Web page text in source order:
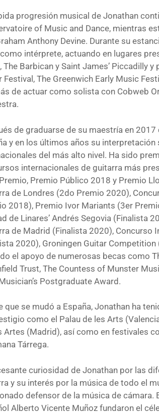
progresión musical de Jonathan
of Music and Dance, mientras
Anthony Devine. Durante su
intérprete, actuando en lugares
The Barbican y Saint James’ Piccadilly
Festival, The Greenwich Early Music
de actuar como solista con Cobweb
de graduarse de su maestría en
y en los últimos años su
del más alto nivel. Ha sido
internacionales de guitarra más
Premio Público 2018 y Premio
de Londres (2do Premio 2020),
2018), Premio Ivor Mariants (3er
de Linares’ Andrés Segovia (Finalista
de Madrid (Finalista 2020), Concurso
2020), Groningen Guitar
el apoyo de numerosas becas como
Trust, The Countess of Munster
Postgraduate Award.
que se mudó a España, Jonathan ha
como el Palau de les Arts
Artes (Madrid), así como en festivales
Tárrega.
curiosidad de Jonathan por las
y su interés por la música de todo el
defensor de la música de cámara.
Alberto Vicente Muñoz fundaron el